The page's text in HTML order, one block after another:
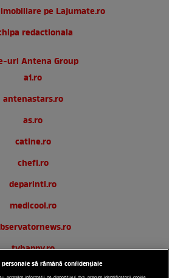
pe Lajumate.ro
redactionala
uri Antena Group
a1.ro
antenastars.ro
as.ro
catine.ro
chefi.ro
deparinti.ro
medicool.ro
tvhappy.ro
useit.rosă rămână confidențiale